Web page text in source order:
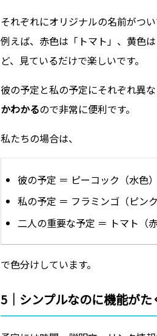
それぞれにオリジナルの名前がつい
例えば、赤色は「トマト」、黄色
ど、見ているだけで楽しいです。
彼の予定と私の予定にそれぞれ異な
かわかるので非常に便利です。
私たちの場合は、
彼の予定 ＝ ピーコック（水色）
私の予定 ＝ フラミンゴ（ピンク
二人の重要な予定 ＝ トマト（赤
で色分けしています。
5｜シンプルなのに機能がた